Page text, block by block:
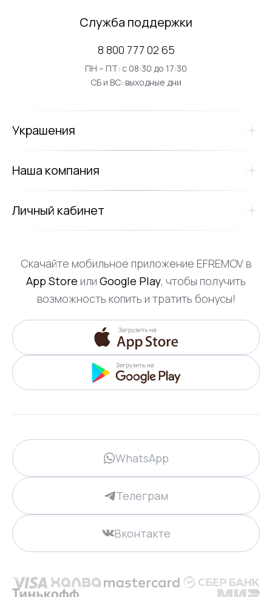
Служба поддержки
8 800 777 02 65
ПН – ПТ: с 08:30 до 17:30
СБ и ВС: выходные дни
Украшения
Наша компания
Личный кабинет
Скачайте мобильное приложение EFREMOV в
App Store или Google Play, чтобы получить
возможность копить и тратить бонусы!
WhatsApp
Телеграм
Вконтакте